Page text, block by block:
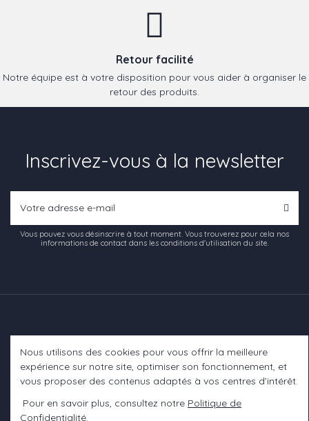
Retour facilité
Notre équipe est à votre disposition pour vous aider à organiser le
retour des produits.
Inscrivez-vous à la newsletter
Vous pouvez vous désinscrire à tout moment. Vous trouverez pour cela nos
informations de contact dans les conditions d'utilisation du site.
Informations
Nous utilisons des cookies pour vous offrir la meilleure
expérience sur notre site, optimiser son fonctionnement, et
vous proposer des contenus adaptés à vos centres d’intérêt.
Pour en savoir plus, consultez notre Politique de
Confidentialité.